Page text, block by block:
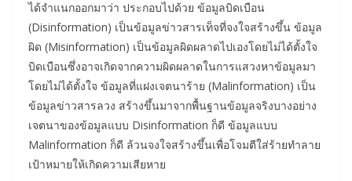
ได้จำแนกออกมาว่า ประกอบไปด้วย ข้อมูลบิดเบือน
(Disinformation) เป็นข้อมูลข่าวสารเท็จที่จงใจสร้างขึ้น ข้อมูล
ผิด (Misinformation) เป็นข้อมูลผิดผลาดไปเองโดยไม่ได้ตั้งใจ
บิดเบือนซึ่งอาจเกิดจากความผิดผลาดในการแสวงหาข้อมูลมา
โดยไม่ได้ตั้งใจ ข้อมูลที่แฝงเจตนาร้าย (Malinformation) เป็น
ข้อมูลข่าวสารลวง สร้างขึ้นมาจากพื้นฐานข้อมูลจริงบางอย่าง
เจตนาของข้อมูลแบบ Disinformation ก็ดี ข้อมูลแบบ
Malinformation ก็ดี ล้วนจงใจสร้างขึ้นเพื่อโจมตีใส่ร้ายทำลาย
เป้าหมายให้เกิดความเสียหาย